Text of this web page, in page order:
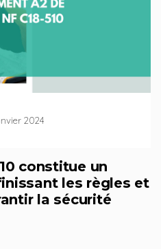
2024
constitue un
les règles et
la sécurité